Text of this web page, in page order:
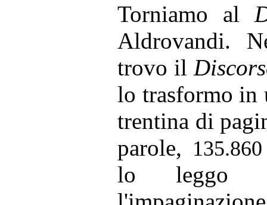
Torniamo al
Aldrovandi.
trovo il
lo trasformo in
trentina di
parole,
lo leggo